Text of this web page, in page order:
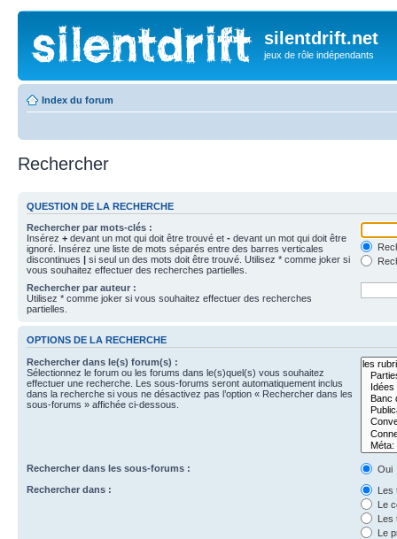
silentdrift.net
jeux de rôle indépendants
Index du forum
Rechercher
QUESTION DE LA RECHERCHE
Rechercher par mots-clés :
Insérez + devant un mot qui doit être trouvé et - devant un mot qui doit être
ignoré. Insérez une liste de mots séparés entre des barres verticales
discontinues | si seul un des mots doit être trouvé. Utilisez * comme joker si
vous souhaitez effectuer des recherches partielles.
Rechercher par auteur :
Utilisez * comme joker si vous souhaitez effectuer des recherches
partielles.
OPTIONS DE LA RECHERCHE
Rechercher dans le(s) forum(s) :
Sélectionnez le forum ou les forums dans le(s)quel(s) vous souhaitez
effectuer une recherche. Les sous-forums seront automatiquement inclus
dans la recherche si vous ne désactivez pas l’option « Rechercher dans les
sous-forums » affichée ci-dessous.
Rechercher dans les sous-forums :
Oui
Rechercher dans :
Les
Le
Les
Le